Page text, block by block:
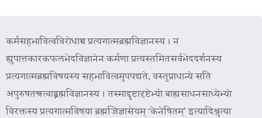
कर्मसहभावित्वविरोधाच्च प्रत्यगात्मब्रह्मविज्ञानस्य । न
ह्युपात्तकारकफलभेदविज्ञानेन कर्मणा प्रत्यस्तमितसर्वभेददर्शनस्य
प्रत्यगात्मब्रह्मविषयस्य सहभावित्वमुपपद्यते, वस्तुप्राधान्ये सति
अपुरुषतन्त्रत्वाद्ब्रह्मविज्ञानस्य । तस्माद्दृष्टादृष्टेभ्यो बाह्यसाधनसाध्येभ्यो
विरक्तस्य प्रत्यगात्मविषया ब्रह्मजिज्ञासेयम् ‘केनेषितम्’ इत्यादिश्रुत्या